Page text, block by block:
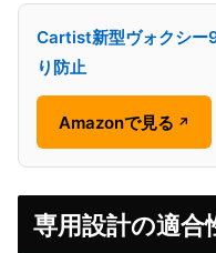
Cartist新型ヴォクシー
り防止
Amazonで見る ↗
専用設計の適合